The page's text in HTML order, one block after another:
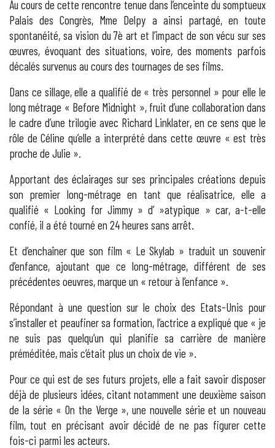
Au cours de cette rencontre tenue dans l’enceinte du somptueux
Palais des Congrès, Mme Delpy a ainsi partagé, en toute
spontanéité, sa vision du 7è art et l’impact de son vécu sur ses
œuvres, évoquant des situations, voire, des moments parfois
décalés survenus au cours des tournages de ses films.
Dans ce sillage, elle a qualifié de « très personnel » pour elle le
long métrage « Before Midnight », fruit d’une collaboration dans
le cadre d’une trilogie avec Richard Linklater, en ce sens que le
rôle de Céline qu’elle a interprété dans cette œuvre « est très
proche de Julie ».
Apportant des éclairages sur ses principales créations depuis
son premier long-métrage en tant que réalisatrice, elle a
qualifié « Looking for Jimmy » d’ »atypique » car, a-t-elle
confié, il a été tourné en 24 heures sans arrêt.
Et d’enchaîner que son film « Le Skylab » traduit un souvenir
d’enfance, ajoutant que ce long-métrage, différent de ses
précédentes oeuvres, marque un « retour à l’enfance ».
Répondant à une question sur le choix des Etats-Unis pour
s’installer et peaufiner sa formation, l’actrice a expliqué que « je
ne suis pas quelqu’un qui planifie sa carrière de manière
préméditée, mais c’était plus un choix de vie ».
Pour ce qui est de ses futurs projets, elle a fait savoir disposer
déjà de plusieurs idées, citant notamment une deuxième saison
de la série « On the Verge », une nouvelle série et un nouveau
film, tout en précisant avoir décidé de ne pas figurer cette
fois-ci parmi les acteurs.